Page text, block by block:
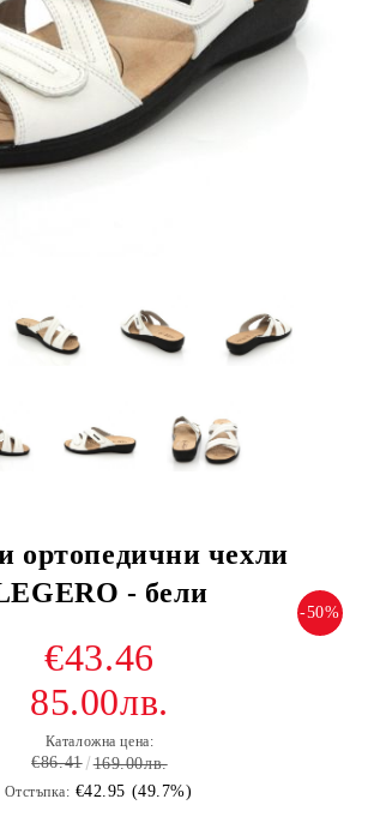
ортопедични чехли
- бели
-50%
€43.46
85.00лв.
Каталожна цена:
€86.41 169.00лв.
Отстъпка: €42.95 (49.7%)